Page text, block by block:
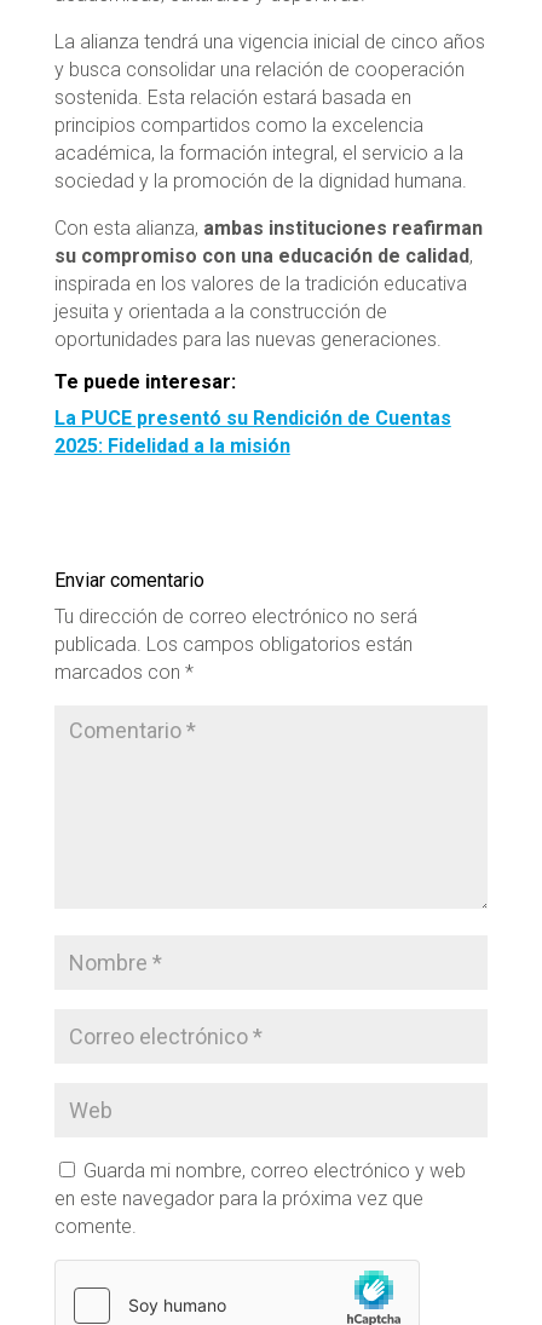
La alianza tendrá una vigencia inicial de cinco años
y busca consolidar una relación de cooperación
sostenida. Esta relación estará basada en
principios compartidos como la excelencia
académica, la formación integral, el servicio a la
sociedad y la promoción de la dignidad humana.
Con esta alianza, ambas instituciones reafirman
su compromiso con una educación de calidad,
inspirada en los valores de la tradición educativa
jesuita y orientada a la construcción de
oportunidades para las nuevas generaciones.
Te puede interesar:
La PUCE presentó su Rendición de Cuentas
2025: Fidelidad a la misión
Enviar comentario
Tu dirección de correo electrónico no será
publicada. Los campos obligatorios están
marcados con *
Guarda mi nombre, correo electrónico y web
en este navegador para la próxima vez que
comente.